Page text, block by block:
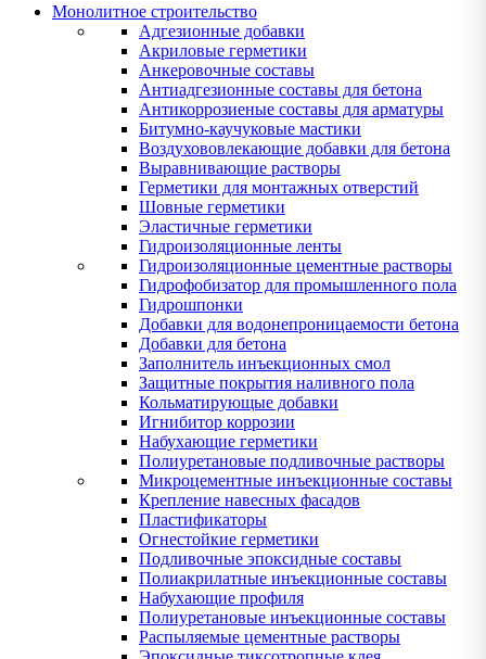
Монолитное строительство
Адгезионные добавки
Акриловые герметики
Анкеровочные составы
Антиадгезионные составы для бетона
Антикоррозиеные составы для арматуры
Битумно-каучуковые мастики
Воздухововлекающие добавки для бетона
Выравнивающие растворы
Герметики для монтажных отверстий
Шовные герметики
Эластичные герметики
Гидроизоляционные ленты
Гидроизоляционные цементные растворы
Гидрофобизатор для промышленного пола
Гидрошпонки
Добавки для водонепроницаемости бетона
Добавки для бетона
Заполнитель инъекционных смол
Защитные покрытия наливного пола
Кольматирующые добавки
Игнибитор коррозии
Набухающие герметики
Полиуретановые подливочные растворы
Микроцементные инъекционные составы
Крепление навесных фасадов
Пластификаторы
Огнестойкие герметики
Подливочные эпоксидные составы
Полиакрилатные инъекционные составы
Набухающие профиля
Полиуретановые инъекционные составы
Распыляемые цементные растворы